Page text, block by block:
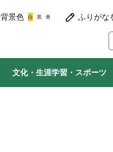
背景色
文化・生涯学習・スポーツ